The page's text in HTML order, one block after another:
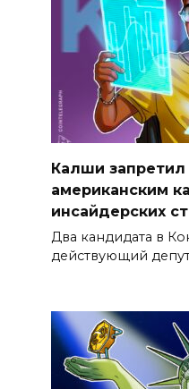
Калши запретил
американским
инсайдерских
Два кандидата в
действующий